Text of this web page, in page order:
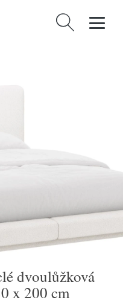
Vyhledávání
dvoulůžková
x 200 cm